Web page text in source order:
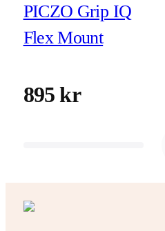
PICZO Grip IQ
Flex Mount
895 kr